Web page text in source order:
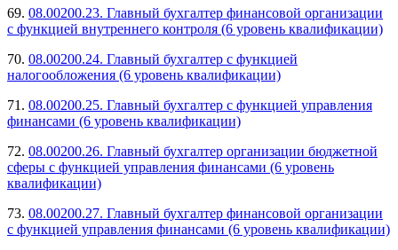
69. 08.00200.23. Главный бухгалтер финансовой организации
с функцией внутреннего контроля (6 уровень квалификации)
70. 08.00200.24. Главный бухгалтер с функцией
налогообложения (6 уровень квалификации)
71. 08.00200.25. Главный бухгалтер с функцией управления
финансами (6 уровень квалификации)
72. 08.00200.26. Главный бухгалтер организации бюджетной
сферы с функцией управления финансами (6 уровень
квалификации)
73. 08.00200.27. Главный бухгалтер финансовой организации
с функцией управления финансами (6 уровень квалификации)